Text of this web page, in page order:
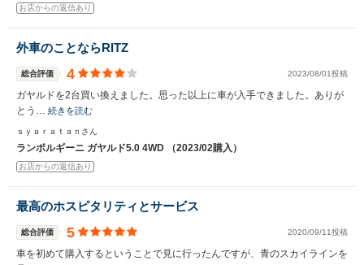
お店からの返信あり
外車のことならRITZ
総合評価 4 2023/08/01投稿
ガヤルドを2台買い換えました。思った以上に車が入手できました。ありが
とう… 続きを読む
ｓｙａｒａｔａｎさん
ランボルギーニ ガヤルド5.0 4WD （2023/02購入）
お店からの返信あり
最高のホスピタリティとサービス
総合評価 5 2020/09/11投稿
車を初めて購入するということで見に行ったんですが、青のスカイラインを